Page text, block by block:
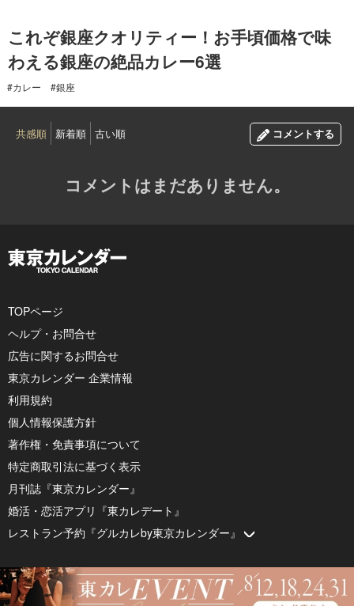
これぞ銀座クオリティー！お手頃価格で味
わえる銀座の絶品カレー6選
#カレー #銀座
共感順 新着順 古い順 コメントする
コメントはまだありません。
TOPページ
ヘルプ・お問合せ
広告に関するお問合せ
東京カレンダー 企業情報
利用規約
個人情報保護方針
著作権・免責事項について
特定商取引法に基づく表示
月刊誌『東京カレンダー』
婚活・恋活アプリ『東カレデート』
レストラン予約『グルカレby東京カレンダー』